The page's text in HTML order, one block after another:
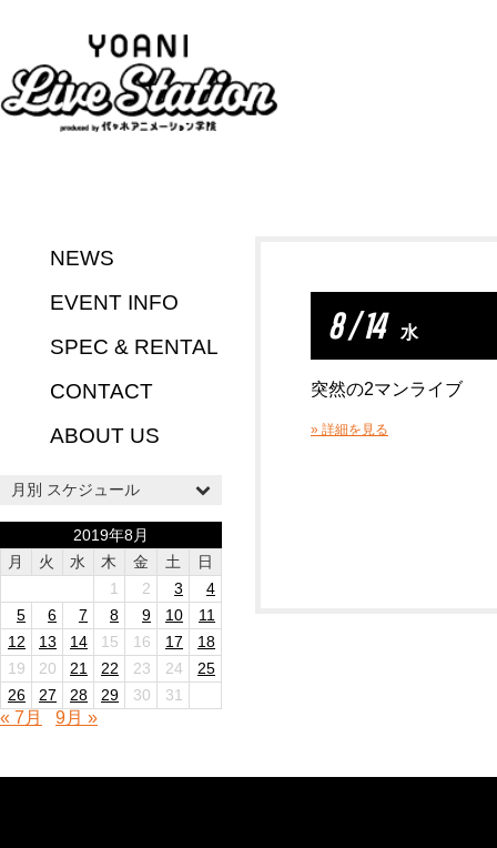
NEWS
EVENT INFO
SPEC & RENTAL
CONTACT
ABOUT US
月別 スケジュール
2019年8月
月
火 水 木 金 土
日
1
2 3
4
5
6 7 8 9 10
11
12
13 14 15 16 17
18
19
20 21 22 23 24
25
26
27 28 29 30 31
« 7月 9月 »
8 / 14 水
突然の2マンライブ
» 詳細を見る